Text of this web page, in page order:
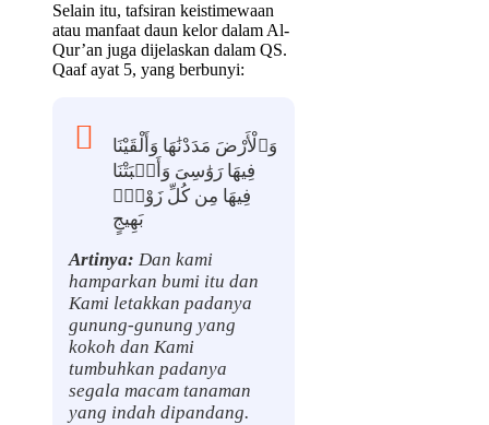
Selain itu, tafsiran keistimewaan
atau manfaat daun kelor dalam Al-
Qur’an juga dijelaskan dalam QS.
Qaaf ayat 5, yang berbunyi:
وَٱلْأَرْضَ مَدَدْنَٰهَا وَأَلْقَيْنَا
فِيهَا رَوَٰسِىَ وَأَنۢبَتْنَا
فِيهَا مِن كُلِّ زَوْجٍۭ
بَهِيجٍ
Artinya: Dan kami
hamparkan bumi itu dan
Kami letakkan padanya
gunung-gunung yang
kokoh dan Kami
tumbuhkan padanya
segala macam tanaman
yang indah dipandang.